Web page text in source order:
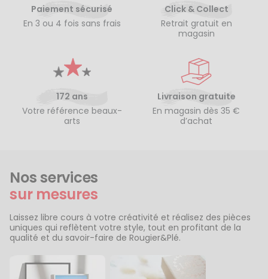
Paiement sécurisé
En 3 ou 4 fois sans frais
Click & Collect
Retrait gratuit en
magasin
172 ans
Votre référence beaux-
arts
Livraison gratuite
En magasin dès 35 €
d’achat
Nos services
sur mesures
Laissez libre cours à votre créativité et réalisez des pièces
uniques qui reflètent votre style, tout en profitant de la
qualité et du savoir-faire de Rougier&Plé.